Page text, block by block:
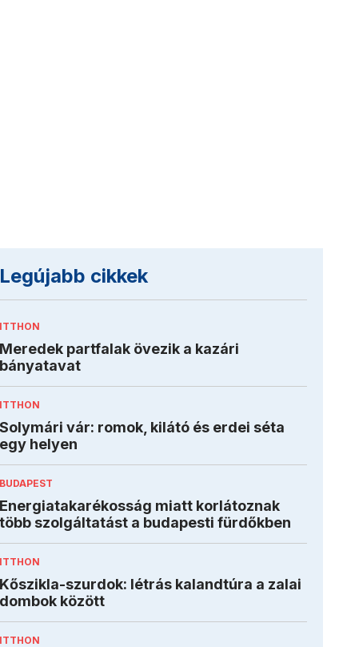
Legújabb cikkek
ITTHON
Meredek partfalak övezik a kazári
bányatavat
ITTHON
Solymári vár: romok, kilátó és erdei séta
egy helyen
BUDAPEST
Energiatakarékosság miatt korlátoznak
több szolgáltatást a budapesti fürdőkben
ITTHON
Kőszikla-szurdok: létrás kalandtúra a zalai
dombok között
ITTHON